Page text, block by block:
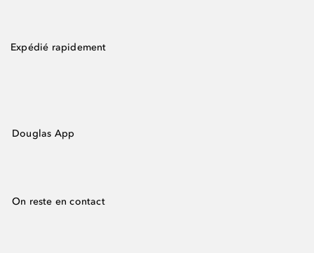
Expédié rapidement
Douglas App
On reste en contact